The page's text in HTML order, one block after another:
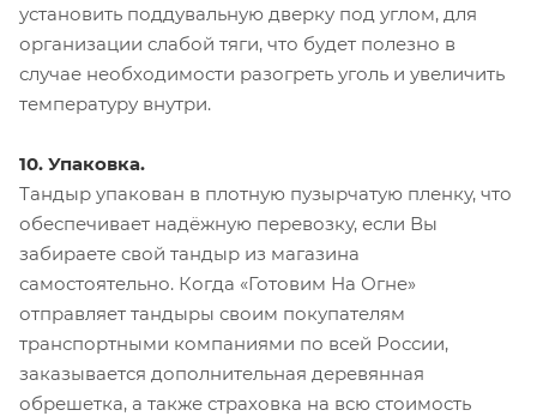
установить поддувальную дверку под углом, для
организации слабой тяги, что будет полезно в
случае необходимости разогреть уголь и увеличить
температуру внутри.
10. Упаковка.
Тандыр упакован в плотную пузырчатую пленку, что
обеспечивает надёжную перевозку, если Вы
забираете свой тандыр из магазина
самостоятельно. Когда «Готовим На Огне»
отправляет тандыры своим покупателям
транспортными компаниями по всей России,
заказывается дополнительная деревянная
обрешетка, а также страховка на всю стоимость